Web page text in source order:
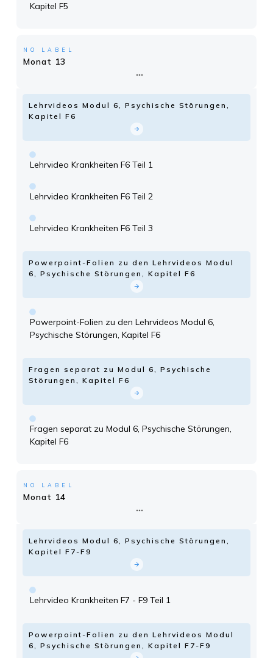
Kapitel F5
NO LABEL
Monat 13
Lehrvideos Modul 6, Psychische Störungen,
Kapitel F6
Lehrvideo Krankheiten F6 Teil 1
Lehrvideo Krankheiten F6 Teil 2
Lehrvideo Krankheiten F6 Teil 3
Powerpoint-Folien zu den Lehrvideos Modul
6, Psychische Störungen, Kapitel F6
Powerpoint-Folien zu den Lehrvideos Modul 6,
Psychische Störungen, Kapitel F6
Fragen separat zu Modul 6, Psychische
Störungen, Kapitel F6
Fragen separat zu Modul 6, Psychische Störungen,
Kapitel F6
NO LABEL
Monat 14
Lehrvideos Modul 6, Psychische Störungen,
Kapitel F7-F9
Lehrvideo Krankheiten F7 - F9 Teil 1
Powerpoint-Folien zu den Lehrvideos Modul
6, Psychische Störungen, Kapitel F7-F9